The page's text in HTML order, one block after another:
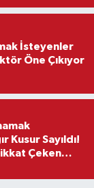
İsteyenler
Öne Çıkıyor
Kusur Sayıldı!
Çeken